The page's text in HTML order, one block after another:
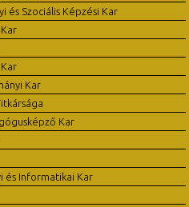
és Szociális Képzési Kar
Kar
Kar
és Informatikai Kar